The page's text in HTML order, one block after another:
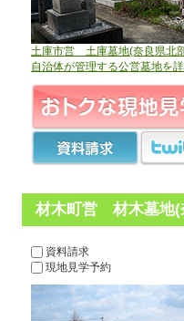
土庫市営 土庫墓地(奈良県北
自治体が管理する公営墓地を
材木町営 材木墓地(
資料請求
現地見学予約